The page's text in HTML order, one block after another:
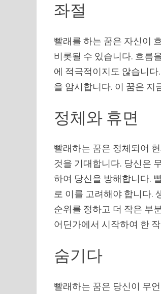
좌절
빨래를 하는 꿈은 자신이
비롯될 수 있습니다. 흐름
에 적극적이지도 않습니
을 암시합니다. 이 꿈은 지
정체와 휴면
빨래하는 꿈은 정체되어
것을 기대합니다. 당신은
하여 당신을 방해합니다.
로 이를 고려해야 합니다.
순위를 정하고 더 작은 부
어딘가에서 시작하여 한
숨기다
빨래하는 꿈은 당신이 무